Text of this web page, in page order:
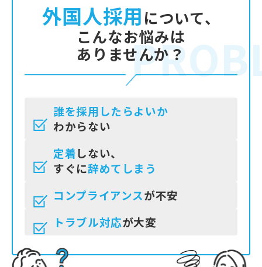
外国人採用について、​
こんなお悩みは
ありませんか？​
誰を採用したらよいか
わからない
定着しない、
すぐに辞めてしまう
コンプライアンスが不安
トラブル対応が大変